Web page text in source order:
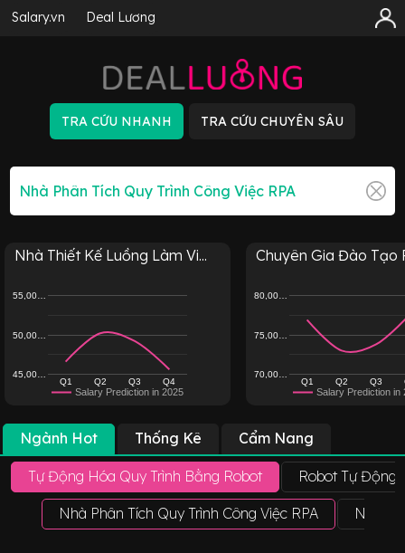
Salary.vn Deal Lương
Nhà Thiết Kế Luồng Làm Vi...
Salary Prediction in 2025
Q1 Q2 Q3 Q4
45,00…
50,00…
55,00…
Chuyên Gia Đào Tạo
Salary Prediction in
Q1 Q2 Q3
70,00…
75,00…
80,00…
Ngành Hot Thống Kê Cẩm Nang
Tự Động Hóa Quy Trình Bằng Robot Robot Tự Động
Nhà Phân Tích Quy Trình Công Việc RPA Nhà